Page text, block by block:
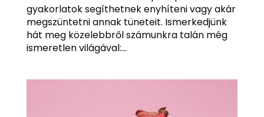
gyakorlatok segíthetnek enyhíteni vagy akár
megszüntetni annak tüneteit. Ismerkedjünk
hát meg közelebbről számunkra talán még
ismeretlen világával:...